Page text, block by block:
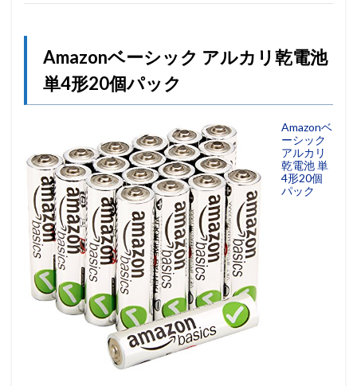
Amazonベーシック アルカリ乾電池
単4形20個パック
Amazonベ
ーシック
アルカリ
乾電池 単
4形20個
パック